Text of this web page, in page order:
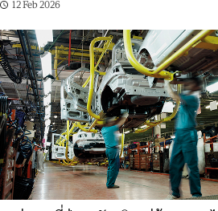
12 Feb 2026